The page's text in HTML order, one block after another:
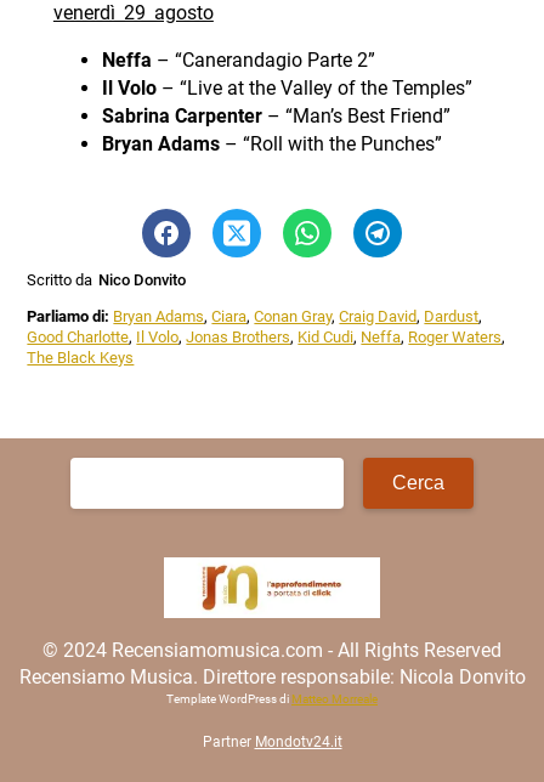
venerdì 29 agosto
Neffa – “Canerandagio Parte 2”
Il Volo– “Live at the Valley of the Temples”
Sabrina Carpenter – “Man’s Best Friend”
Bryan Adams – “Roll with the Punches”
Scritto da Nico Donvito
Parliamo di: Bryan Adams,Ciara,Conan Gray,Craig David, Dardust,
Good Charlotte, Il Volo,Jonas Brothers, Kid Cudi, Neffa, Roger Waters,
The Black Keys
Ricerca
© 2024 Recensiamomusica.com - All Rights Reserved
Recensiamo Musica. Direttore responsabile: Nicola Donvito
Template WordPress di Matteo Morreale
Partner Mondotv24.it